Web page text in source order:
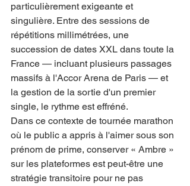
particulièrement exigeante et
singulière. Entre des sessions de
répétitions millimétrées, une
succession de dates XXL dans toute la
France — incluant plusieurs passages
massifs à l'Accor Arena de Paris — et
la gestion de la sortie d'un premier
single, le rythme est effréné.
Dans ce contexte de tournée marathon
où le public a appris à l'aimer sous son
prénom de prime, conserver « Ambre »
sur les plateformes est peut-être une
stratégie transitoire pour ne pas